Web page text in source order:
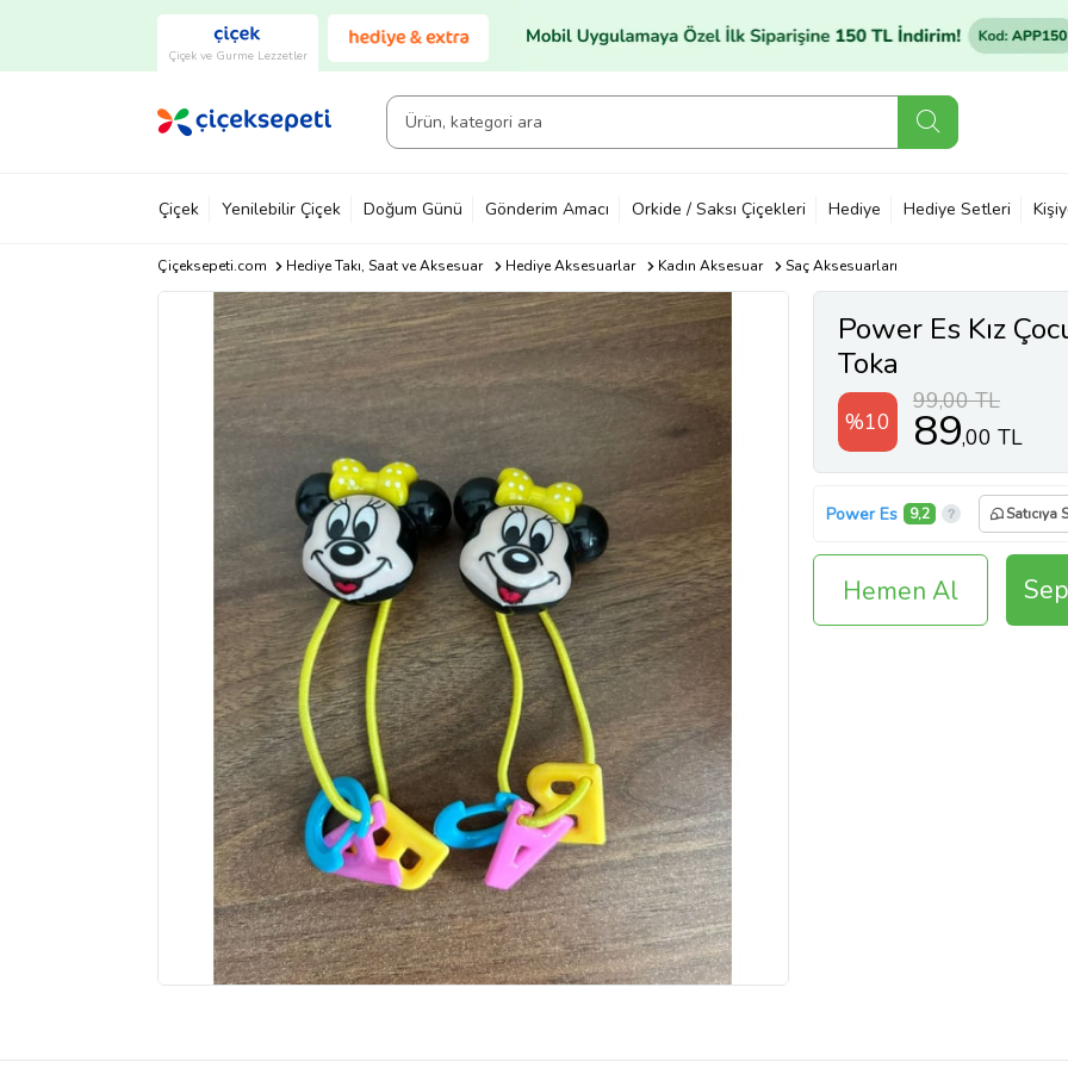
Çiçek ve Gurme Lezzetler
Çiçek Yenilebilir Çiçek Doğum Günü Gönderim Amacı Orkide / Saksı Çiçekleri Hediye Hediye Setleri
Çiçeksepeti.com Hediye Takı, Saat ve Aksesuar Hediye Aksesuarlar Kadın Aksesuar Saç Aksesuarları
Power Es Kız
Toka
%10
99,00 TL
89,00 TL
Power Es 9,2 Satıcıya
Hemen Al